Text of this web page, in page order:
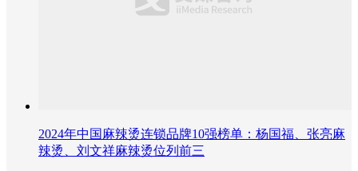
2024年中国麻辣烫连锁品牌10强榜单：杨国福、张亮麻
辣烫、刘文祥麻辣烫位列前三